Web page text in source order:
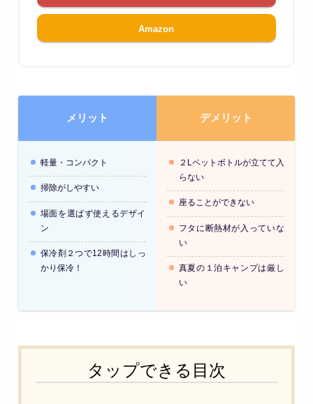
Amazon
メリット
軽量・コンパクト
掃除がしやすい
場面を選ばず使えるデザイ
ン
保冷剤２つで12時間はしっ
かり保冷！
デメリット
２Lペットボトルが立てて入
らない
座ることができない
フタに断熱材が入っていな
い
真夏の１泊キャンプは厳し
い
タップできる目次